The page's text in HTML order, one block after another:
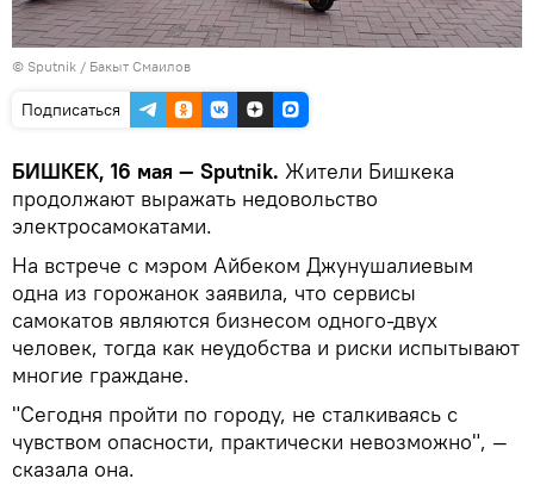
© Sputnik / Бакыт Смаилов
Подписаться
БИШКЕК, 16 мая — Sputnik. Жители Бишкека
продолжают выражать недовольство
электросамокатами.
На встрече с мэром Айбеком Джунушалиевым
одна из горожанок заявила, что сервисы
самокатов являются бизнесом одного-двух
человек, тогда как неудобства и риски испытывают
многие граждане.
"Сегодня пройти по городу, не сталкиваясь с
чувством опасности, практически невозможно", —
сказала она.